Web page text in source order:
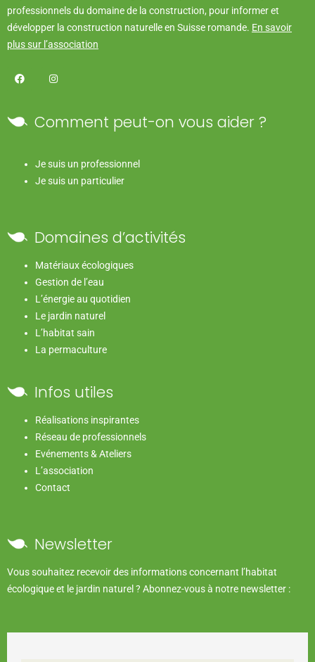
professionnels du domaine de la construction, pour informer et
développer la construction naturelle en Suisse romande. En savoir
plus sur l’association
Comment peut-on vous aider ?
Je suis un professionnel
Je suis un particulier
Domaines d’activités
Matériaux écologiques
Gestion de l’eau
L’énergie au quotidien
Le jardin naturel
L’habitat sain
La permaculture
Infos utiles
Réalisations inspirantes
Réseau de professionnels
Evénements & Ateliers
L’association
Contact
Newsletter
Vous souhaitez recevoir des informations concernant l’habitat
écologique et le jardin naturel ? Abonnez-vous à notre newsletter :